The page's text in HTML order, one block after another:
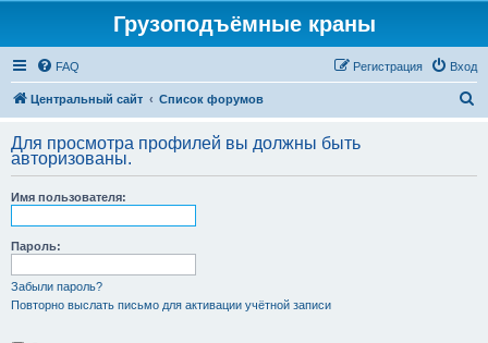
Грузоподъёмные краны
FAQ Вход
Регистрация
Центральный сайт Список форумов
с
Для просмотра профилей вы должны быть
авторизованы.
Имя пользователя:
Пароль:
Забыли пароль?
Повторно выслать письмо для активации учётной записи